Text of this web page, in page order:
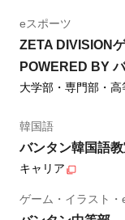
eスポーツ
ZETA DIVISION
POWERED BY
大学部・専門部・高
韓国語
バンタン韓国語
キャリア
ゲーム・イラスト・